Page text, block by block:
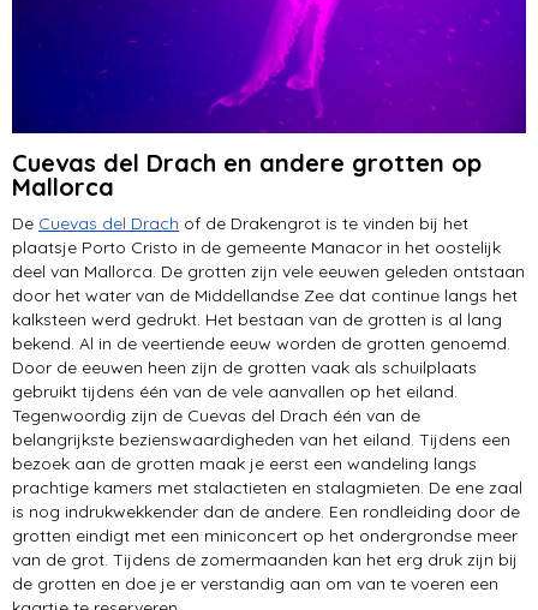
Cuevas del Drach en andere grotten op
Mallorca
De Cuevas del Drach of de Drakengrot is te vinden bij het
plaatsje Porto Cristo in de gemeente Manacor in het oostelijk
deel van Mallorca. De grotten zijn vele eeuwen geleden ontstaan
door het water van de Middellandse Zee dat continue langs het
kalksteen werd gedrukt. Het bestaan van de grotten is al lang
bekend. Al in de veertiende eeuw worden de grotten genoemd.
Door de eeuwen heen zijn de grotten vaak als schuilplaats
gebruikt tijdens één van de vele aanvallen op het eiland.
Tegenwoordig zijn de Cuevas del Drach één van de
belangrijkste bezienswaardigheden van het eiland. Tijdens een
bezoek aan de grotten maak je eerst een wandeling langs
prachtige kamers met stalactieten en stalagmieten. De ene zaal
is nog indrukwekkender dan de andere. Een rondleiding door de
grotten eindigt met een miniconcert op het ondergrondse meer
van de grot. Tijdens de zomermaanden kan het erg druk zijn bij
de grotten en doe je er verstandig aan om van te voeren een